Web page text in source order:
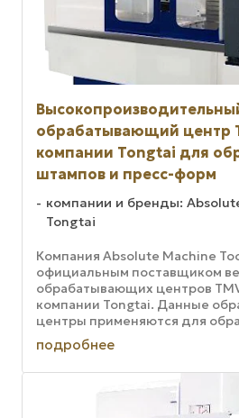
обрабатывающий центр
компании Tongtai для
штампов и пресс-форм
компании и бренды:
Tongtai
Компания Absolute Machine
официальным поставщиком
обрабатывающих центров
компании Tongtai. Данные
центры применяются для
партий деталей, а также
...
подробнее